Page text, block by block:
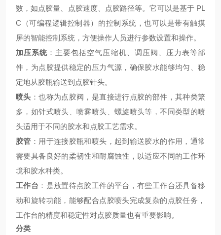
数，如点胶量、点胶速度、点胶路径等。它可以是基于 PL
C（可编程逻辑控制器）的控制系统，也可以是带有触摸
屏的智能控制系统，方便操作人员进行参数设置和操作。
加压系统 ：主要包括空气压缩机、调压阀、压力表等部
件，为点胶提供稳定的压力气源，确保胶水能够均匀、稳
定地从胶瓶输送到点胶针头。
喷头 ：也称为点胶阀，是直接进行点胶的部件，其种类繁
多，如针式喷头、喷雾喷头、螺旋喷头等，不同类型的喷
头适用于不同的胶水和点胶工艺需求。
胶管 ：用于连接胶瓶和喷头，起到输送胶水的作用，通常
需要具备良好的柔韧性和耐腐蚀性，以适应不同的工作环
境和胶水种类。
工作台 ：是放置待点胶工件的平台，有些工作台还具备移
动和旋转功能，能够配合点胶喷头完成复杂的点胶任务，
工作台的精度和稳定性对点胶质量也有重要影响。
分类